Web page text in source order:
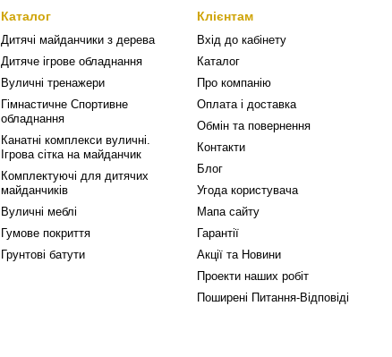
Каталог
Дитячі майданчики з дерева
Дитяче ігрове обладнання
Вуличні тренажери
Гімнастичне Спортивне
обладнання
Канатні комплекси вуличні.
Ігрова сітка на майданчик
Комплектуючі для дитячих
майданчиків
Вуличні меблі
Гумове покриття
Грунтові батути
Клієнтам
Вхід до кабінету
Каталог
Про компанію
Оплата і доставка
Обмін та повернення
Контакти
Блог
Угода користувача
Мапа сайту
Гарантії
Акції та Новини
Проекти наших робіт
Поширені Питання-Відповіді